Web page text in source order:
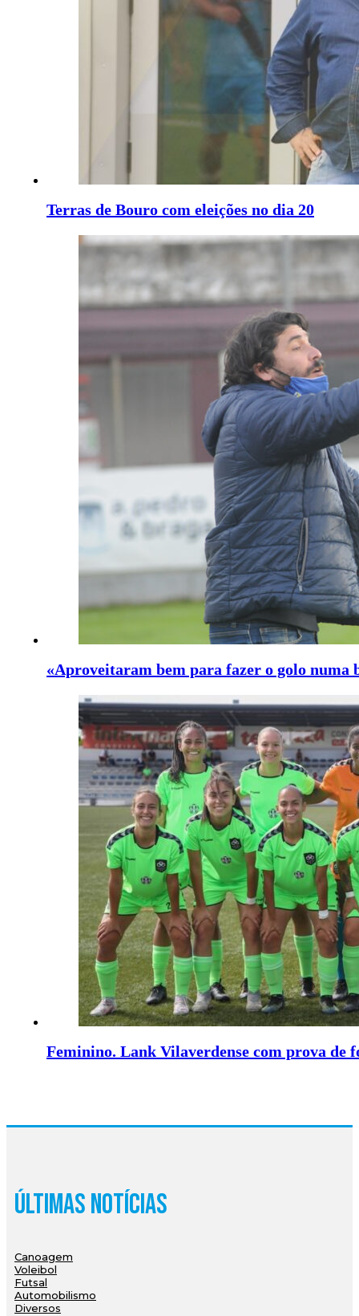
Terras de Bouro com eleições no dia 20
«Aproveitaram bem para fazer o golo numa
Feminino. Lank Vilaverdense com prova de
Últimas Notícias
Canoagem
Voleibol
Futsal
Automobilismo
Diversos